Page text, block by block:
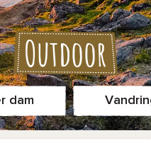
Outdoor
dam